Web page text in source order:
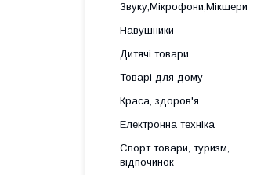
Звуку,Мікрофони,Мікшери
Навушники
Дитячі товари
Товарі для дому
Краса, здоров'я
Електронна техніка
Спорт товари, туризм,
відпочинок